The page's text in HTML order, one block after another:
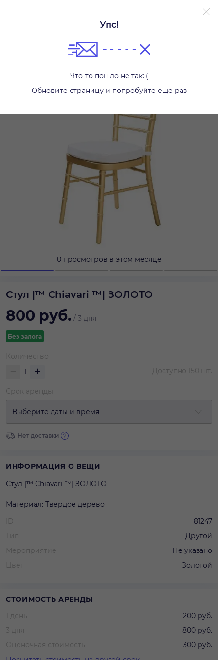
Упс!
Что-то пошло не так: (
Обновите страницу и попробуйте еще раз
0 просмотров в этом месяце
Стул |™ Сhiavari ™| ЗОЛОТО
800 руб. / 3 дня
Без залога
Количество
Доступно 150 шт.
Срок аренды
Выберите даты и время
Нет доставки
ИНФОРМАЦИЯ О ВЕЩИ
Стул |™ Сhiavari ™| ЗОЛОТО
Материал: Твердое дерево
ID
81247
Тип
Другой
Мероприятие
Не указано
Цвет
Золотой
СТОИМОСТЬ АРЕНДЫ
1 день
200 руб.
3 дня
800 руб.
Оценочная стоимость
300 руб.